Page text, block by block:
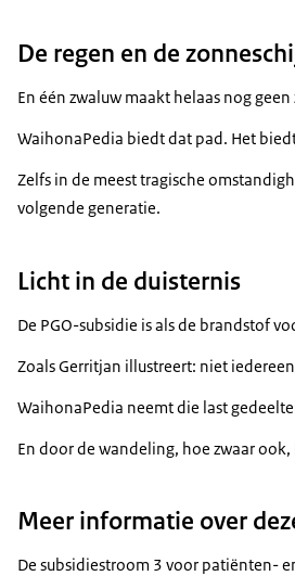
De regen en de
En één zwaluw maakt helaas nog
WaihonaPedia biedt dat pad. Het
Zelfs in de meest tragische
volgende generatie.
Licht in de duisternis
De PGO-subsidie is als de brandstof
Zoals Gerritjan illustreert: niet
WaihonaPedia neemt die last
En door de wandeling, hoe zwaar
Meer informatie over
De subsidiestroom 3 voor patiënten-